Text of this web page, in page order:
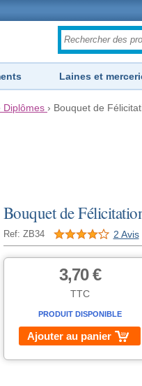
Laines et
Diplômes › Bouquet de
Bouquet de
Ref: ZB34 2 Avis
3,70 €
TTC
PRODUIT DISPONIBLE
Ajouter au panier